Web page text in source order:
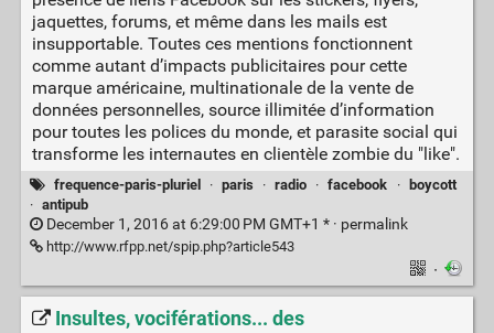
jaquettes, forums, et même dans les mails est
insupportable. Toutes ces mentions fonctionnent
comme autant d’impacts publicitaires pour cette
marque américaine, multinationale de la vente de
données personnelles, source illimitée d’information
pour toutes les polices du monde, et parasite social qui
transforme les internautes en clientèle zombie du "like".
frequence-paris-pluriel · paris · radio · facebook · boycott
· antipub
December 1, 2016 at 6:29:00 PM GMT+1 * · permalink
http://www.rfpp.net/spip.php?article543
·
Insultes, vociférations... des